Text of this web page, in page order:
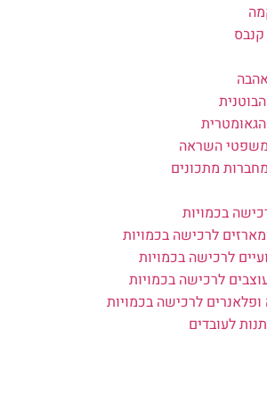
משפטי השראה
מתכונים
בכמויות
לרכישה בכמויות
לרכישה בכמויות
לרכישה בכמויות
לרכישה בכמויות
לעובדים